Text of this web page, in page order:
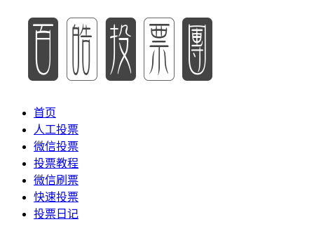
首页
人工投票
微信投票
投票教程
微信刷票
快速投票
投票日记